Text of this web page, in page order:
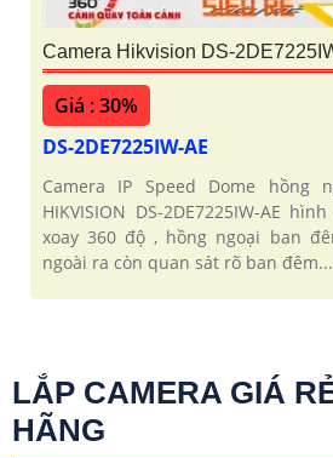
Camera Hikvision DS-
Giá : 30%
DS-2DE7225IW-AE
Camera IP Speed Dome hồng
HIKVISION DS-2DE7225IW-AE
xoay 360 độ , hồng ngoại ban
ngoài ra còn quan sát rõ ban đêm...
LẮP CAMERA GIÁ
HÃNG